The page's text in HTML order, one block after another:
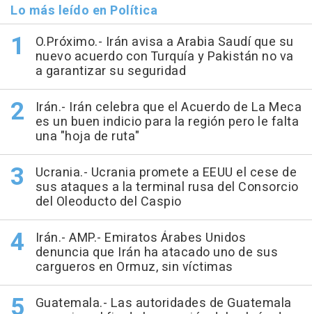
Lo más leído en Política
O.Próximo.- Irán avisa a Arabia Saudí que su
nuevo acuerdo con Turquía y Pakistán no va
a garantizar su seguridad
Irán.- Irán celebra que el Acuerdo de La Meca
es un buen indicio para la región pero le falta
una "hoja de ruta"
Ucrania.- Ucrania promete a EEUU el cese de
sus ataques a la terminal rusa del Consorcio
del Oleoducto del Caspio
Irán.- AMP.- Emiratos Árabes Unidos
denuncia que Irán ha atacado uno de sus
cargueros en Ormuz, sin víctimas
Guatemala.- Las autoridades de Guatemala